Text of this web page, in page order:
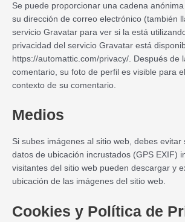
Se puede proporcionar una cadena
su dirección de correo electrónico (también
servicio Gravatar para ver si la está
privacidad del servicio Gravatar está
https://automattic.com/privacy/. Después de
comentario, su foto de perfil es visible para
contexto de su comentario.
Medios
Si subes imágenes al sitio web, debes evitar
datos de ubicación incrustados (GPS EXIF)
visitantes del sitio web pueden descargar y
ubicación de las imágenes del sitio web.
Cookies y Política de